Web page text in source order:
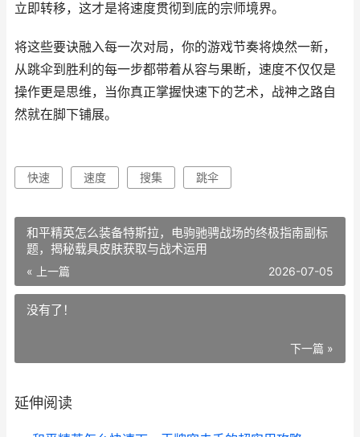
立即转移，这才是将速度贯彻到底的宗师境界。
将这些要诀融入每一次对局，你的游戏节奏将焕然一新，
从跳伞到胜利的每一步都带着从容与果断，速度不仅仅是
操作更是思维，当你真正掌握快速下的艺术，战神之路自
然就在脚下铺展。
快速 速度 搜集 跳伞
和平精英怎么装备特斯拉，电驹驰骋战场的终极指南副标
题，揭秘载具皮肤获取与战术运用
« 上一篇 2026-07-05
没有了！
下一篇 »
延伸阅读